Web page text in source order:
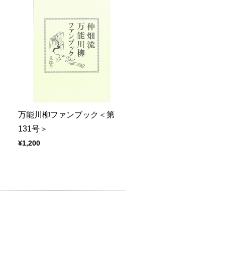
万能川柳ファンブック＜第
131号＞
¥1,200